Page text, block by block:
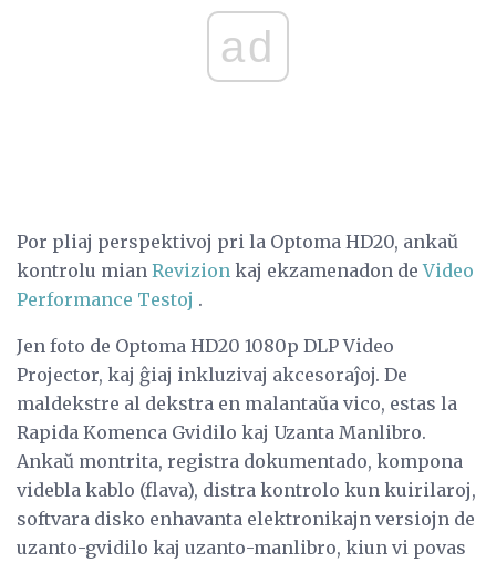
ad
Por pliaj perspektivoj pri la Optoma HD20, ankaŭ
kontrolu mian Revizion kaj ekzamenadon deVideo
Performance Testoj .
Jen foto de Optoma HD20 1080p DLP Video
Projector, kaj ĝiaj inkluzivaj akcesoraĵoj. De
maldekstre al dekstra en malantaŭa vico, estas la
Rapida Komenca Gvidilo kaj Uzanta Manlibro.
Ankaŭ montrita, registra dokumentado, kompona
videbla kablo (flava), distra kontrolo kun kuirilaroj,
softvara disko enhavanta elektronikajn versiojn de
uzanto-gvidilo kaj uzanto-manlibro, kiun vi povas